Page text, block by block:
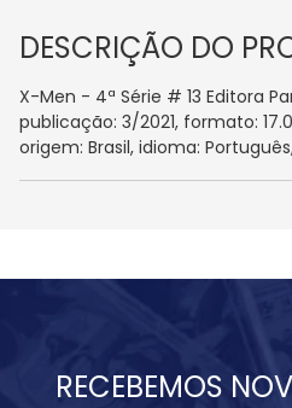
DESCRIÇÃO DO
X-Men - 4ª Série # 13 Editora
publicação: 3/2021, formato:
origem: Brasil, idioma:
RECEBEMOS